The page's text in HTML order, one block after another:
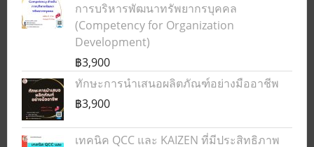
การบริหารพัฒนาทรัพยากรบุคคล
(Competency for Organization
Development)
฿3,900
ทักษะการนำเสนอผลิตภัณฑ์อย่างมืออาชีพ
฿3,900
เทคนิค QCC และ KAIZEN ที่มีประสิทธิภาพ